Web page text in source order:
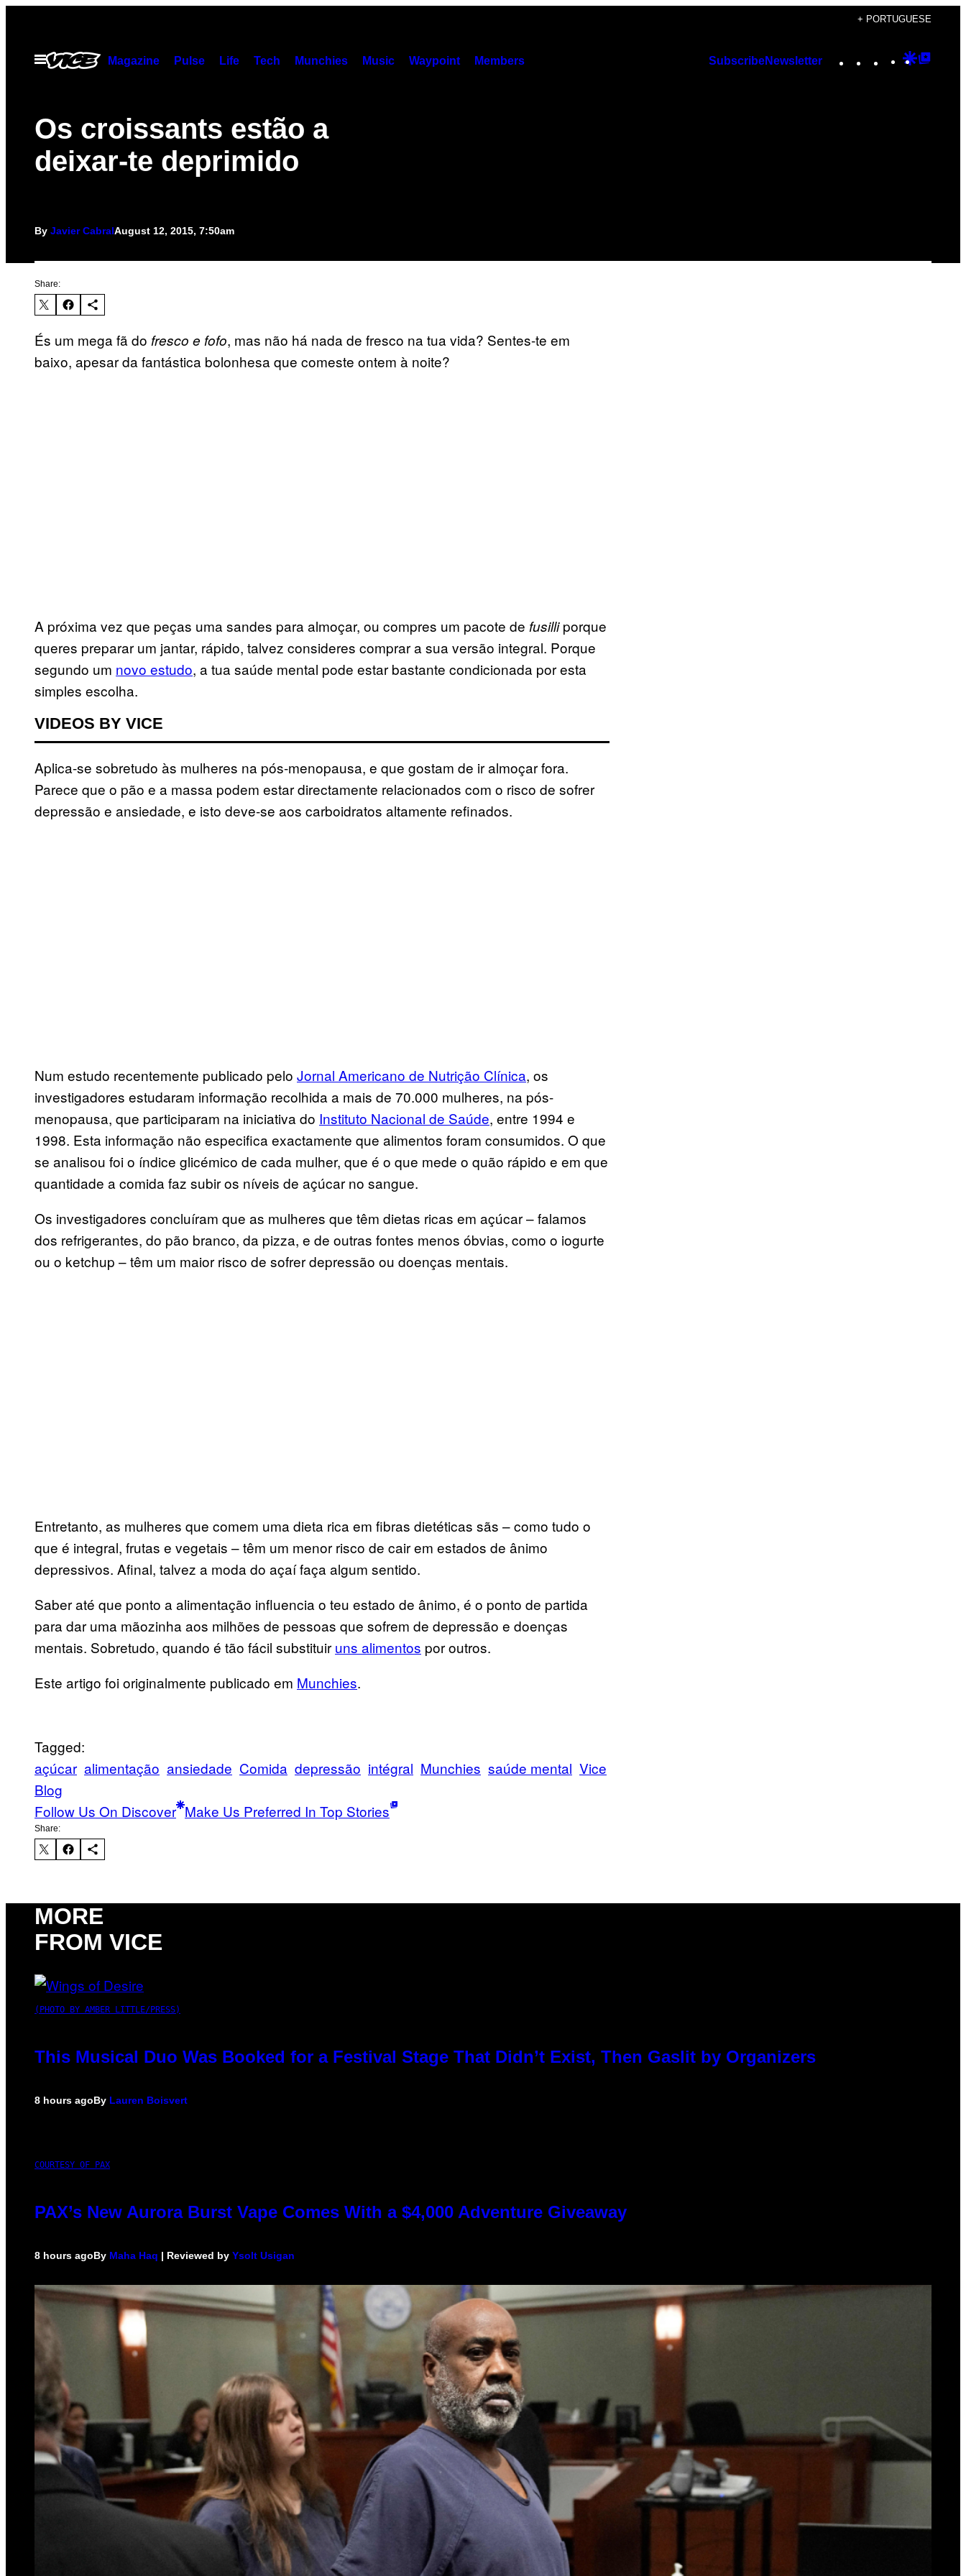
content
+ PORTUGUESE
Open
Menu
Magazine Pulse Life Tech Munchies Music Waypoint Members SubscribeNewsletter Instagram
TikTok
YouTube
Google
Os croissants estão a
deixar-te deprimido
By Javier CabralAugust 12, 2015, 7:50am
Share:
És um mega fã do fresco e fofo, mas não há nada de fresco na tua vida? Sentes-te em
baixo, apesar da fantástica bolonhesa que comeste ontem à noite?
A próxima vez que peças uma sandes para almoçar, ou compres um pacote de fusilliporque
queres preparar um jantar, rápido, talvez consideres comprar a sua versão integral. Porque
segundo um novo estudo, a tua saúde mental pode estar bastante condicionada por esta
simples escolha.
VIDEOS BY VICE
Aplica-se sobretudo às mulheres na pós-menopausa, e que gostam de ir almoçar fora.
Parece que o pão e a massa podem estar directamente relacionados com o risco de sofrer
depressão e ansiedade, e isto deve-se aos carboidratos altamente refinados.
Num estudo recentemente publicado pelo Jornal Americano de Nutrição Clínica, os
investigadores estudaram informação recolhida a mais de 70.000 mulheres, na pós-
menopausa, que participaram na iniciativa do Instituto Nacional de Saúde, entre 1994 e
1998. Esta informação não especifica exactamente que alimentos foram consumidos. O que
se analisou foi o índice glicémico de cada mulher, que é o que mede o quão rápido e em que
quantidade a comida faz subir os níveis de açúcar no sangue.
Os investigadores concluíram que as mulheres que têm dietas ricas em açúcar – falamos
dos refrigerantes, do pão branco, da pizza, e de outras fontes menos óbvias, como o iogurte
ou o ketchup – têm um maior risco de sofrer depressão ou doenças mentais.
Entretanto, as mulheres que comem uma dieta rica em fibras dietéticas sãs – como tudo o
que é integral, frutas e vegetais – têm um menor risco de cair em estados de ânimo
depressivos. Afinal, talvez a moda do açaí faça algum sentido.
Saber até que ponto a alimentação influencia o teu estado de ânimo, é o ponto de partida
para dar uma mãozinha aos milhões de pessoas que sofrem de depressão e doenças
mentais. Sobretudo, quando é tão fácil substituir uns alimentos por outros.
Este artigo foi originalmente publicado em Munchies.
Tagged:
açúcar alimentação ansiedade Comida depressão intégral Munchies saúde mental Vice
Blog
Follow Us On Discover Make Us Preferred In Top Stories
Share:
MORE
FROM VICE
(PHOTO BY AMBER LITTLE/PRESS)
This Musical Duo Was Booked for a Festival Stage That Didn’t Exist, Then Gaslit by Organizers
8 hours agoBy Lauren Boisvert
COURTESY OF PAX
PAX’s New Aurora Burst Vape Comes With a $4,000 Adventure Giveaway
8 hours agoBy Maha Haq | Reviewed by Ysolt Usigan